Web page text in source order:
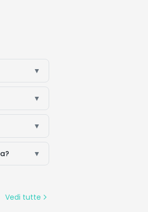
▼
▼
▼
▼
Vedi tutte